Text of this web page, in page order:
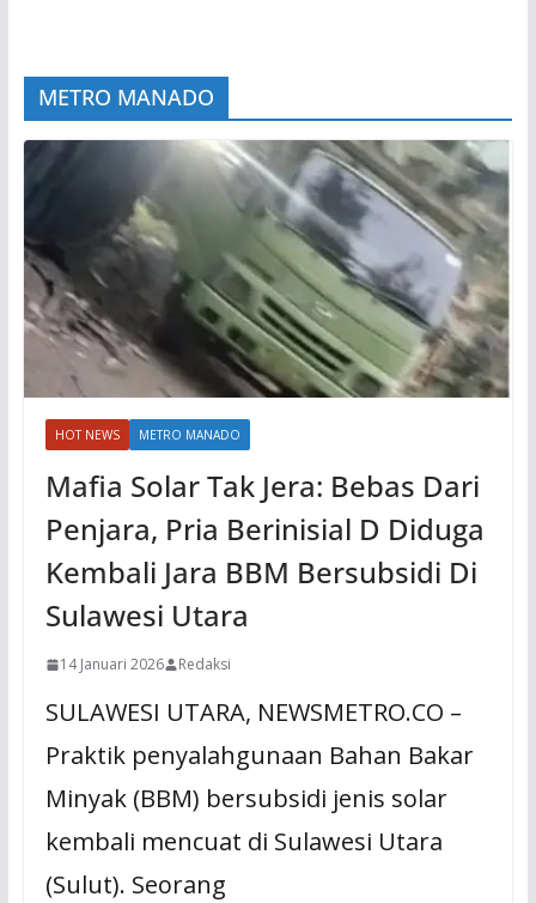
METRO MANADO
HOT NEWS METRO MANADO
Mafia Solar Tak Jera: Bebas Dari
Penjara, Pria Berinisial D Diduga
Kembali Jara BBM Bersubsidi Di
Sulawesi Utara
14 Januari 2026 Redaksi
SULAWESI UTARA, NEWSMETRO.CO –
Praktik penyalahgunaan Bahan Bakar
Minyak (BBM) bersubsidi jenis solar
kembali mencuat di Sulawesi Utara
(Sulut). Seorang